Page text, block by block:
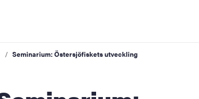
Seminarium: Östersjöfiskets utveckling